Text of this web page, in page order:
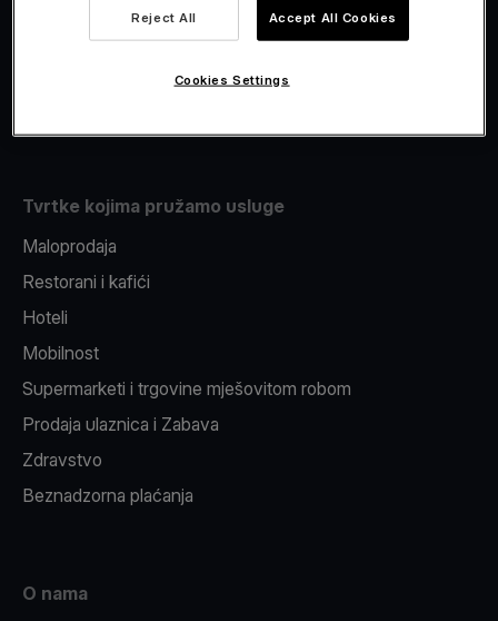
Fiskalizacija
Tvrtke kojima pružamo usluge
Maloprodaja
Restorani i kafići
Hoteli
Mobilnost
Supermarketi i trgovine mješovitom robom
Prodaja ulaznica i Zabava
Zdravstvo
Beznadzorna plaćanja
O nama
Reject All Accept All Cookies
Cookies Settings